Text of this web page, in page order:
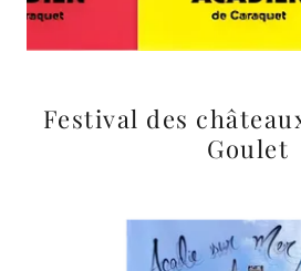
Festival des
Goulet